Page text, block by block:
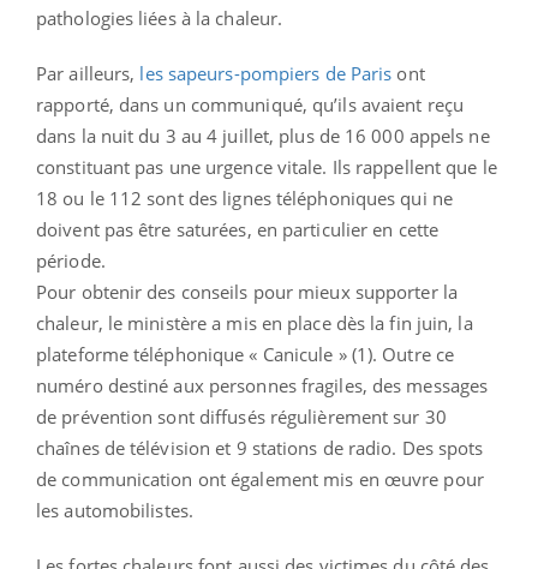
pathologies liées à la chaleur.
Par ailleurs, les sapeurs-pompiers de Paris ont
rapporté, dans un communiqué, qu’ils avaient reçu
dans la nuit du 3 au 4 juillet, plus de 16 000 appels ne
constituant pas une urgence vitale. Ils rappellent que le
18 ou le 112 sont des lignes téléphoniques qui ne
doivent pas être saturées, en particulier en cette
période.
Pour obtenir des conseils pour mieux supporter la
chaleur, le ministère a mis en place dès la fin juin, la
plateforme téléphonique « Canicule » (1). Outre ce
numéro destiné aux personnes fragiles, des messages
de prévention sont diffusés régulièrement sur 30
chaînes de télévision et 9 stations de radio. Des spots
de communication ont également mis en œuvre pour
les automobilistes.